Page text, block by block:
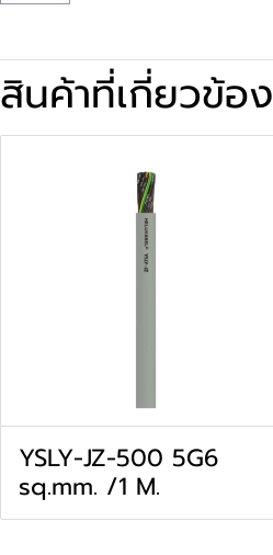
สินค้าที่เกี่ยวข้อง
YSLY-JZ-500 5G6
sq.mm. /1 M.